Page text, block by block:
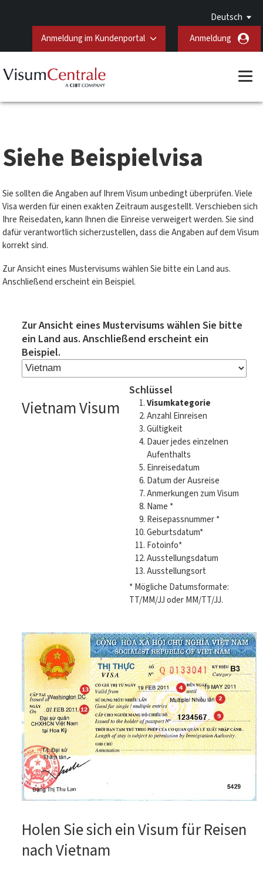
Deutsch
Anmeldung im Kundenportal
Anmeldung
Siehe Beispielvisa
Sie sollten die Angaben auf Ihrem Visum unbedingt überprüfen. Viele
Visa werden für einen exakten Zeitraum ausgestellt. Verschieben sich
Ihre Reisedaten, kann Ihnen die Einreise verweigert werden. Sie sind
dafür verantwortlich sicherzustellen, dass die Angaben auf dem Visum
korrekt sind.
Zur Ansicht eines Mustervisums wählen Sie bitte ein Land aus.
Anschließend erscheint ein Beispiel.
Zur Ansicht eines Mustervisums wählen Sie bitte
ein Land aus. Anschließend erscheint ein
Beispiel.
Schlüssel
Visumkategorie
Anzahl Einreisen
Gültigkeit
Dauer jedes einzelnen
Aufenthalts
Einreisedatum
Datum der Ausreise
Anmerkungen zum Visum
Name *
Reisepassnummer *
Geburtsdatum*
Fotoinfo*
Ausstellungsdatum
Ausstellungsort
* Mögliche Datumsformate:
TT/MM/JJ oder MM/TT/JJ.
Vietnam Visum
Holen Sie sich ein Visum für Reisen
nach Vietnam